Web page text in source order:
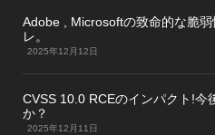
Adobe , Microsoftの致命的な脆
レ。
2025年12月12日
CVSS 10.0 RCEのインパクト!今
か？
2025年12月11日